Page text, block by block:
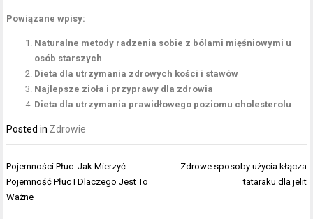
Powiązane wpisy:
Naturalne metody radzenia sobie z bólami mięśniowymi u
osób starszych
Dieta dla utrzymania zdrowych kości i stawów
Najlepsze zioła i przyprawy dla zdrowia
Dieta dla utrzymania prawidłowego poziomu cholesterolu
Posted in Zdrowie
Nawigacja
wpisu
Pojemności Płuc: Jak Mierzyć
Pojemność Płuc I Dlaczego Jest To
Ważne
Zdrowe sposoby użycia kłącza
tataraku dla jelit